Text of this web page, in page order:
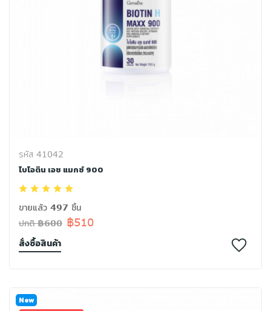
รหัส 41042
ไบโอติน เอช แมกซ์ 900
ขายแล้ว 497 ชิ้น
ปกติ ฿600 ฿510
สั่งซื้อสินค้า
New